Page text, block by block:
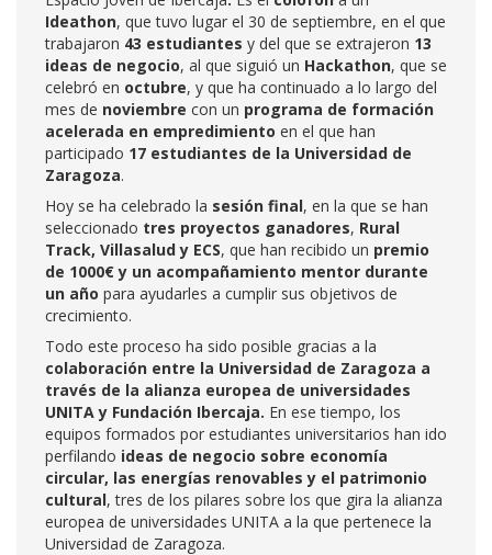
Ideathon, que tuvo lugar el 30 de septiembre, en el que
trabajaron 43 estudiantes y del que se extrajeron 13
ideas de negocio, al que siguió un Hackathon, que se
celebró en octubre, y que ha continuado a lo largo del
mes de noviembre con un programa de formación
acelerada en empredimiento en el que han
participado 17 estudiantes de la Universidad de
Zaragoza.
Hoy se ha celebrado la sesión final, en la que se han
seleccionado tres proyectos ganadores, Rural
Track, Villasalud y ECS, que han recibido un premio
de 1000€ y un acompañamiento mentor durante
un año para ayudarles a cumplir sus objetivos de
crecimiento.
Todo este proceso ha sido posible gracias a la
colaboración entre la Universidad de Zaragoza a
través de la alianza europea de universidades
UNITA y Fundación Ibercaja. En ese tiempo, los
equipos formados por estudiantes universitarios han ido
perfilando ideas de negocio sobre economía
circular, las energías renovables y el patrimonio
cultural, tres de los pilares sobre los que gira la alianza
europea de universidades UNITA a la que pertenece la
Universidad de Zaragoza.